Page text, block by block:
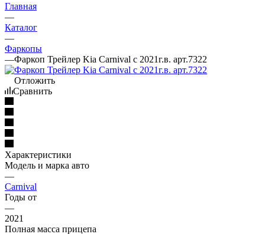
Главная
—
Каталог
—
Фаркопы
—Фаркоп Трейлер Kia Carnival с 2021г.в. арт.7322
Отложить
Сравнить
Характеристики
Модель и марка авто
—
Carnival
Годы от
—
2021
Полная масса прицепа